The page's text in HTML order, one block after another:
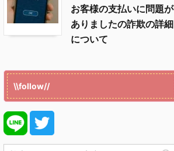
お客様の支払いに問題が
ありましたの詐欺の詳細
について
\\follow//